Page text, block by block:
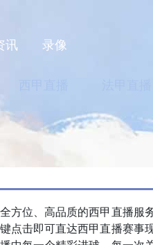
讯 录像
方位、高品质的西甲直播服
点击即可直达西甲直播赛事